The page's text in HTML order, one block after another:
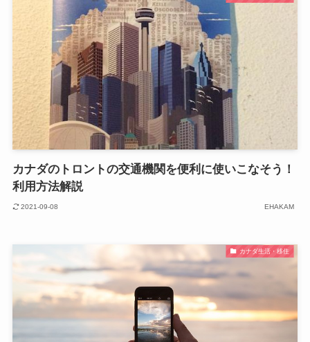
カナダのトロントの交通機関を便利に使いこなそう！
利用方法解説
2021-09-08 EHAKAM
カナダ生活・移住